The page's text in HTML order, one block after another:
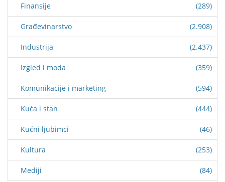
Finansije (289)
Građevinarstvo (2.908)
Industrija (2.437)
Izgled i moda (359)
Komunikacije i marketing (594)
Kuća i stan (444)
Kućni ljubimci (46)
Kultura (253)
Mediji (84)